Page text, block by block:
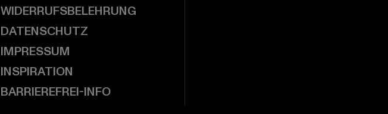
WIDERRUFSBELEHRUNG
DATENSCHUTZ
IMPRESSUM
INSPIRATION
BARRIEREFREI-INFO